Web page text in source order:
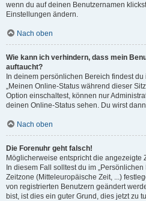
wenn du auf deinen Benutzernamen
Einstellungen ändern.
Nach oben
Wie kann ich verhindern, dass mein
auftaucht?
In deinem persönlichen Bereich findest
„Meinen Online-Status während dieser
Option einschaltest, können nur
deinen Online-Status sehen. Du wirst
Nach oben
Die Forenuhr geht falsch!
Möglicherweise entspricht die angezeigte
In diesem Fall solltest du im
Zeitzone (Mitteleuropäische Zeit, ...)
von registrierten Benutzern geändert
bist, ist dies ein guter Grund, dies jetzt zu